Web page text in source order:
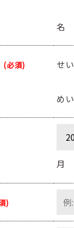
名
(必須) せい
めい
月
)